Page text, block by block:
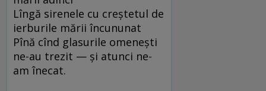
Lîngă sirenele cu creştetul de
ierburile mării încununat
Pînă cînd glasurile omeneşti
ne-au trezit — şi atunci ne-
am înecat.